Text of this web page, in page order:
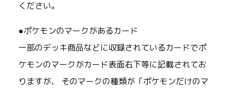
ください。
●ポケモンのマークがあるカード
一部のデッキ商品などに収録されているカードでポ
ケモンのマークがカード表面右下等に記載されてお
りますが、 そのマークの種類が「ポケモンだけのマ